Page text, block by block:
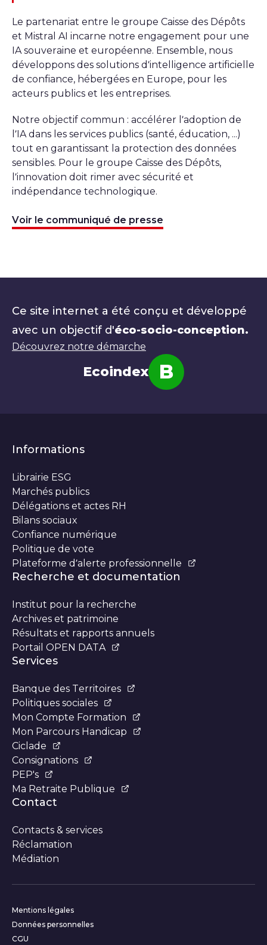
Le partenariat entre le groupe Caisse des Dépôts
et Mistral AI incarne notre engagement pour une
IA souveraine et européenne. Ensemble, nous
développons des solutions d’intelligence artificielle
de confiance, hébergées en Europe, pour les
acteurs publics et les entreprises.
Notre objectif commun : accélérer l’adoption de
l’IA dans les services publics (santé, éducation, ...)
tout en garantissant la protection des données
sensibles. Pour le groupe Caisse des Dépôts,
l’innovation doit rimer avec sécurité et
indépendance technologique.
Voir le communiqué de presse
Ce site internet a été conçu et développé
avec un objectif d'éco-socio-conception.
Découvrez notre démarche
Note
Ecoindex B
Informations
Librairie ESG
Marchés publics
Délégations et actes RH
Bilans sociaux
Confiance numérique
Politique de vote
Plateforme d’alerte professionnelle
Recherche et documentation
Institut pour la recherche
Archives et patrimoine
Résultats et rapports annuels
Portail OPEN DATA
Services
Banque des Territoires
Politiques sociales
Mon Compte Formation
Mon Parcours Handicap
Ciclade
Consignations
PEP's
Ma Retraite Publique
Contact
Contacts & services
Réclamation
Médiation
Informations
Mentions légales
Données personnelles
CGU